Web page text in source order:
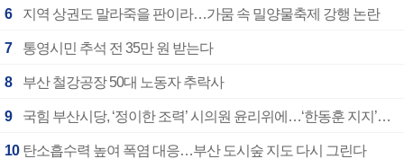
6 지역 상권도 말라죽을 판이라…가뭄 속 밀양물축제 강행 논란
7 통영시민 추석 전 35만 원 받는다
8 부산 철강공장 50대 노동자 추락사
9 국힘 부산시당, ‘정이한 조력’ 시의원 윤리위에…‘한동훈 지지’도 신고접수
10 탄소흡수력 높여 폭염 대응…부산 도시숲 지도 다시 그린다